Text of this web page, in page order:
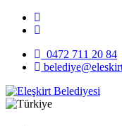
0472 711 20 84